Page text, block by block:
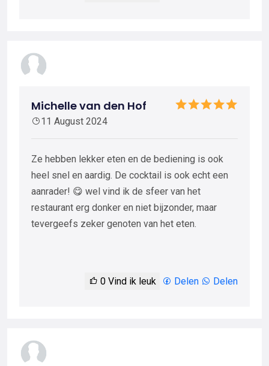
Michelle van den Hof
11 August 2024
Ze hebben lekker eten en de bediening is ook
heel snel en aardig. De cocktail is ook echt een
aanrader! 😋 wel vind ik de sfeer van het
restaurant erg donker en niet bijzonder, maar
tevergeefs zeker genoten van het eten.
0 Vind ik leuk Delen Delen